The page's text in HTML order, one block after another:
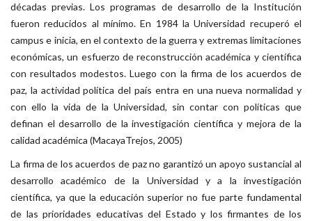
décadas previas. Los programas de desarrollo de la Institución
fueron reducidos al mínimo. En 1984 la Universidad recuperó el
campus e inicia, en el contexto de la guerra y extremas limitaciones
económicas, un esfuerzo de reconstrucción académica y científica
con resultados modestos. Luego con la firma de los acuerdos de
paz, la actividad política del país entra en una nueva normalidad y
con ello la vida de la Universidad, sin contar con políticas que
definan el desarrollo de la investigación científica y mejora de la
calidad académica (MacayaTrejos, 2005)
La firma de los acuerdos de paz no garantizó un apoyo sustancial al
desarrollo académico de la Universidad y a la investigación
científica, ya que la educación superior no fue parte fundamental
de las prioridades educativas del Estado y los firmantes de los